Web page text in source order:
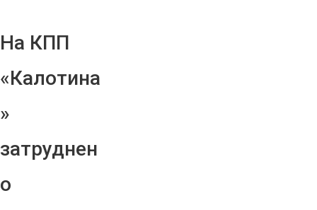
На КПП
«Калотина
»
затруднен
о